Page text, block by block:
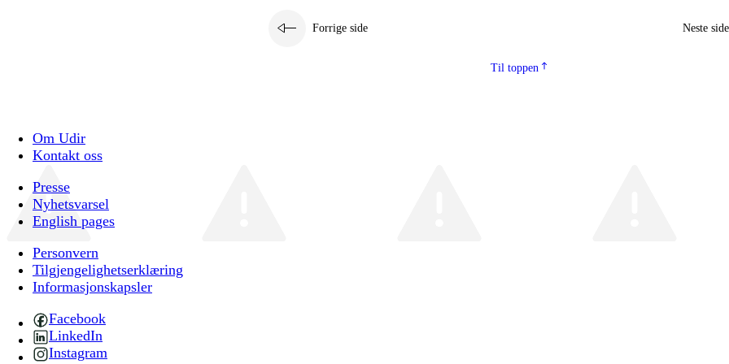
Forrige side Neste side
Til toppen
Om Udir
Kontakt oss
Presse
Nyhetsvarsel
English pages
Personvern
Tilgjengelighetserklæring
Informasjonskapsler
Facebook
LinkedIn
Instagram